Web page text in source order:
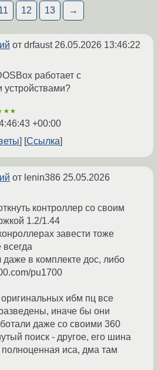
12 13 →
от drfaust 26.05.2026 13:46:22
работает с
устройствами?
+00:00
Ссылка
от lenin386 25.05.2026
контроллер со своим
1.2/1.44
завести тоже
в комплекте дос, либо
pu1700
ибм пц все
иначе бы они
даже со своими 360
поиск - другое, его шина
полноценная иса, дма там